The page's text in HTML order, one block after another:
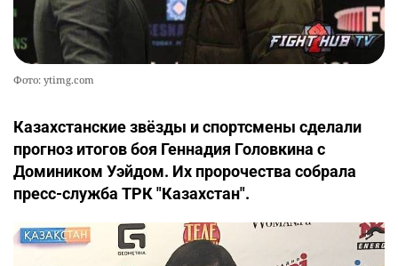
Фото: ytimg.com
Казахстанские звёзды и спортсмены сделали
прогноз итогов боя Геннадия Головкина с
Домиником Уэйдом. Их пророчества собрала
пресс-служба ТРК "Казахстан".